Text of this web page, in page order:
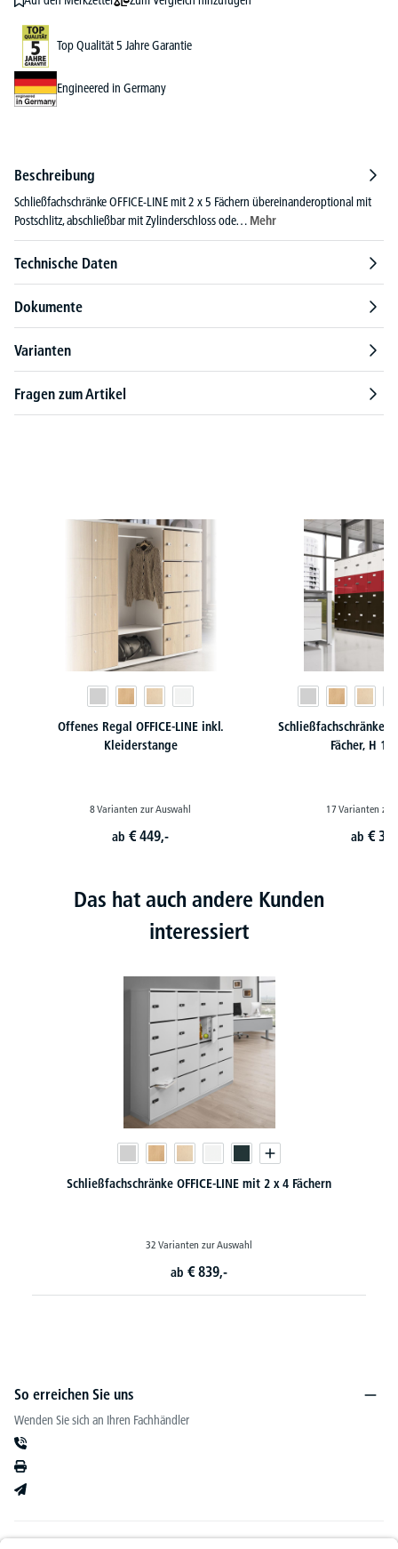
Top Qualität 5 Jahre Garantie
Engineered in Germany
Beschreibung
Schließfachschränke OFFICE-LINE mit 2 x 5 Fächern übereinanderoptional mit
Postschlitz, abschließbar mit Zylinderschloss ode… Mehr
Technische Daten
Dokumente
Varianten
Fragen zum Artikel
Offenes Regal OFFICE-LINE inkl.
Kleiderstange
8 Varianten zur Auswahl
ab€ 449,-
Schließfachschränke
Fächer, H
17 Varianten zur
ab€
Das hat auch andere Kunden
interessiert
mit 2 x 4 Fächern Schließfach-Stahlschränke SP1
So erreichen Sie uns
Wenden Sie sich an Ihren Fachhändler